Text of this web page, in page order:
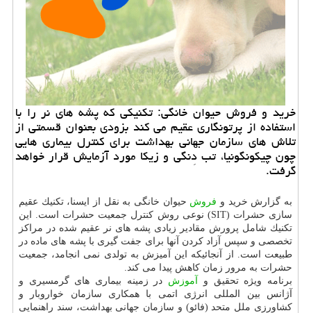
خرید و فروش حیوان خانگی: تكنیكی كه پشه های نر را با
استفاده از پرتونگاری عقیم می كند بزودی بعنوان قسمتی از
تلاش های سازمان جهانی بهداشت برای كنترل بیماری هایی
چون چیكونگونیا، تب دِنگی و زیكا مورد آزمایش قرار خواهد
گرفت.
به گزارش خرید و فروش حیوان خانگی به نقل از ایسنا، تكنیك عقیم
سازی حشرات (SIT) نوعی روش كنترل جمعیت حشرات است. این
تكنیك شامل پرورش مقادیر زیادی پشه های نر عقیم شده در مراكز
تخصصی و سپس آزاد كردن آنها برای جفت گیری با پشه های ماده در
طبیعت است. از آنجائیكه این آمیزش به تولدی نمی انجامد، جمعیت
حشرات به مرور زمان كاهش پیدا می كند.
برنامه ویژه تحقیق و آموزش در زمینه بیماری های گرمسیری و
آژانس بین المللی انرژی اتمی با همكاری سازمان خواروبار و
كشاورزی ملل متحد (فائو) و سازمان جهانی بهداشت، سند راهنمایی